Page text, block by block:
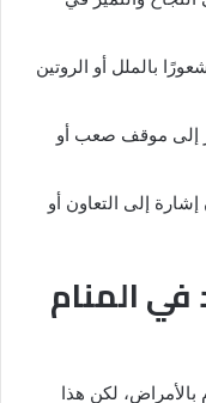
بالملل أو الروتين
إلى موقف صعب أو
إلى التعاون أو
المنام
لكن هذا